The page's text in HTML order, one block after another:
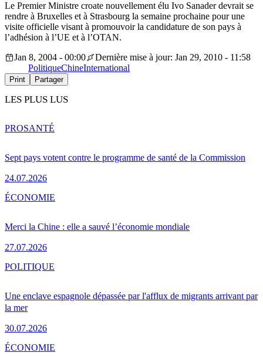
Le Premier Ministre croate nouvellement élu Ivo Sanader devrait se
rendre à Bruxelles et à Strasbourg la semaine prochaine pour une
visite officielle visant à promouvoir la candidature de son pays à
l’adhésion à l’UE et à l’OTAN.
Jan 8, 2004 - 00:00
Dernière mise à jour: Jan 29, 2010 - 11:58
PolitiqueChineInternational
Print Partager
LES PLUS LUS
Sept pays votent contre le programme de santé de la Commission
24.07.2026
PROSANTÉ
Merci la Chine : elle a sauvé l’économie mondiale
27.07.2026
ÉCONOMIE
Une enclave espagnole dépassée par l'afflux de migrants arrivant par
la mer
30.07.2026
POLITIQUE
ÉCONOMIE